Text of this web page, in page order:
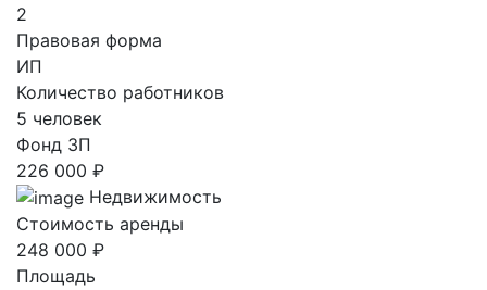
2
Правовая форма
ИП
Количество работников
5 человек
Фонд ЗП
226 000 ₽
Недвижимость
Стоимость аренды
248 000 ₽
Площадь